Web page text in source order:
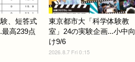
、短答式
高239点
東京都市大「科学体験教
室」24の実験企画...小中向
け9/6
2026.8.7 Fri 0:15